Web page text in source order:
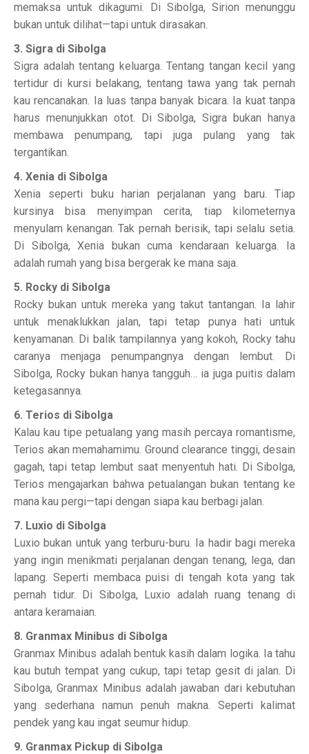
memaksa untuk dikagumi. Di Sibolga, Sirion menunggu
bukan untuk dilihat—tapi untuk dirasakan.
3. Sigra di Sibolga
Sigra adalah tentang keluarga. Tentang tangan kecil yang
tertidur di kursi belakang, tentang tawa yang tak pernah
kau rencanakan. Ia luas tanpa banyak bicara. Ia kuat tanpa
harus menunjukkan otot. Di Sibolga, Sigra bukan hanya
membawa penumpang, tapi juga pulang yang tak
tergantikan.
4. Xenia di Sibolga
Xenia seperti buku harian perjalanan yang baru. Tiap
kursinya bisa menyimpan cerita, tiap kilometernya
menyulam kenangan. Tak pernah berisik, tapi selalu setia.
Di Sibolga, Xenia bukan cuma kendaraan keluarga. Ia
adalah rumah yang bisa bergerak ke mana saja.
5. Rocky di Sibolga
Rocky bukan untuk mereka yang takut tantangan. Ia lahir
untuk menaklukkan jalan, tapi tetap punya hati untuk
kenyamanan. Di balik tampilannya yang kokoh, Rocky tahu
caranya menjaga penumpangnya dengan lembut. Di
Sibolga, Rocky bukan hanya tangguh… ia juga puitis dalam
ketegasannya.
6. Terios di Sibolga
Kalau kau tipe petualang yang masih percaya romantisme,
Terios akan memahamimu. Ground clearance tinggi, desain
gagah, tapi tetap lembut saat menyentuh hati. Di Sibolga,
Terios mengajarkan bahwa petualangan bukan tentang ke
mana kau pergi—tapi dengan siapa kau berbagi jalan.
7. Luxio di Sibolga
Luxio bukan untuk yang terburu-buru. Ia hadir bagi mereka
yang ingin menikmati perjalanan dengan tenang, lega, dan
lapang. Seperti membaca puisi di tengah kota yang tak
pernah tidur. Di Sibolga, Luxio adalah ruang tenang di
antara keramaian.
8. Granmax Minibus di Sibolga
Granmax Minibus adalah bentuk kasih dalam logika. Ia tahu
kau butuh tempat yang cukup, tapi tetap gesit di jalan. Di
Sibolga, Granmax Minibus adalah jawaban dari kebutuhan
yang sederhana namun penuh makna. Seperti kalimat
pendek yang kau ingat seumur hidup.
9. Granmax Pickup di Sibolga